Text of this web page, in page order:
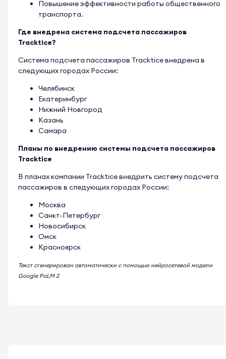
Повышение эффективности работы общественного
транспорта.
Где внедрена система подсчета пассажиров
Tracktice?
Система подсчета пассажиров Tracktice внедрена в
следующих городах России:
Челябинск
Екатеринбург
Нижний Новгород
Казань
Самара
Планы по внедрению системы подсчета пассажиров
Tracktice
В планах компании Tracktice внедрить систему подсчета
пассажиров в следующих городах России:
Москва
Санкт-Петербург
Новосибирск
Омск
Красноярск
Текст сгенерирован автоматически с помощью нейросетевой модели
Google PaLM 2